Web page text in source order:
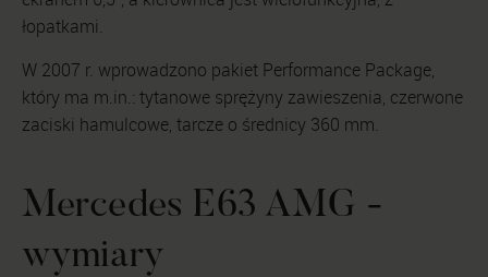
łopatkami.
W 2007 r. wprowadzono pakiet Performance Package,
który ma m.in.: tytanowe sprężyny zawieszenia, czerwone
zaciski hamulcowe, tarcze o średnicy 360 mm.
Mercedes E63 AMG -
wymiary